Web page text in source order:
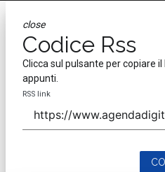
close
Codice Rss
Clicca sul pulsante per copiare il
appunti.
RSS link